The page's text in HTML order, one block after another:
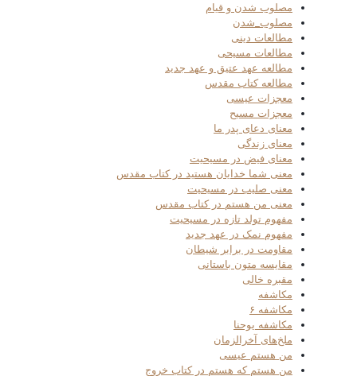
مصلوب شدن و قیام
مصلوب_شدن
مطالعات دینی
مطالعات مسیحی
مطالعه عهد عتیق و عهد جدید
مطالعه کتاب مقدس
معجزات عیسی
معجزات مسیح
معنای دعای پدر ما
معنای زندگی
معنای فیض در مسیحیت
معنی شما خدایان هستید در کتاب مقدس
معنی صلیب در مسیحیت
معنی من هستم در کتاب مقدس
مفهوم تولد تازه در مسیحیت
مفهوم نمک در عهد جدید
مقاومت در برابر شیطان
مقایسه متون باستانی
مقبره خالی
مکاشفه
مکاشفه ۶
مکاشفه یوحنا
ملخ‌های آخرالزمان
من هستم عیسی
من هستم که هستم در کتاب خروج